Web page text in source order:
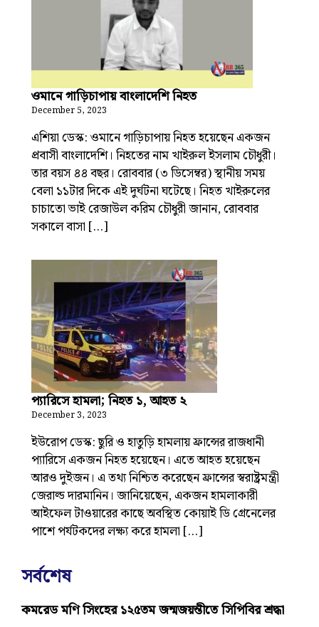
ওমানে গাড়িচাপায় বাংলাদেশি নিহত
December 5, 2023
এশিয়া ডেস্ক: ওমানে গাড়িচাপায় নিহত হয়েছেন একজন
প্রবাসী বাংলাদেশি। নিহতের নাম খাইরুল ইসলাম চৌধুরী।
তার বয়স ৪৪ বছর। রোববার (৩ ডিসেম্বর) স্থানীয় সময়
বেলা ১১টার দিকে এই দুর্ঘটনা ঘটেছে। নিহত খাইরুলের
চাচাতো ভাই রেজাউল করিম চৌধুরী জানান, রোববার
সকালে বাসা […]
প্যারিসে হামলা; নিহত ১, আহত ২
December 3, 2023
ইউরোপ ডেস্ক: ছুরি ও হাতুড়ি হামলায় ফ্রান্সের রাজধানী
প্যারিসে একজন নিহত হয়েছেন। এতে আহত হয়েছেন
আরও দুইজন। এ তথ্য নিশ্চিত করেছেন ফ্রান্সের স্বরাষ্ট্রমন্ত্রী
জেরাল্ড দারমানিন। জানিয়েছেন, একজন হামলাকারী
আইফেল টাওয়ারের কাছে অবস্থিত কোয়াই ডি গ্রেনেলের
পাশে পর্যটকদের লক্ষ্য করে হামলা […]
সর্বশেষ
কমরেড মণি সিংহের ১২৫তম জন্মজয়ন্তীতে সিপিবির শ্রদ্ধা